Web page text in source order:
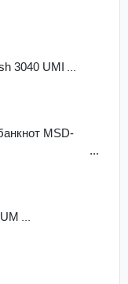
3040 UMI
MSD-